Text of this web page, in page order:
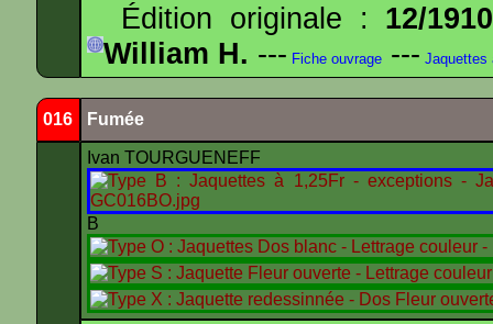
Édition originale : 12/1910
William H. --- Fiche ouvrage --- Jaquettes
016 Fumée
Ivan TOURGUENEFF
B